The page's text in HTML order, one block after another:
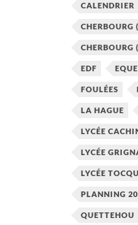
CALENDRIER
CHERBOURG
CHERBOURG
EDF
FOULÉES
LA HAGUE
LYCÉE
LYCÉE
LYCÉE
PLANNING
QUETTEHOU